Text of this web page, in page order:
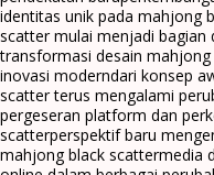
identitas unik pada mahjong
scatter mulai menjadi bagian
transformasi desain
inovasi moderndari konsep
scatter terus mengalami
pergeseran platform dan
scatterperspektif baru
mahjong black scattermedia